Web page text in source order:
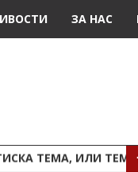
ЗА НАС
ИЛИ ТЕМА ЗА